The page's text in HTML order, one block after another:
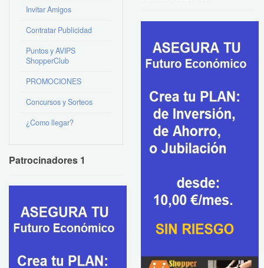
Invitar Amigos
Contratar Publicidad
Puntos y AVIPS
ShopperClub
PROMOCIONES
Concursos y Sorteos
¿Como llegar?
Patrocinadores 1